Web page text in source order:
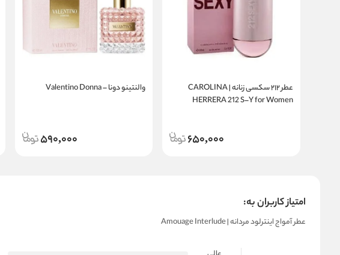
عطر ۲۱۲ سکسی زنانه | CAROLINA
HERRERA 212 S–Y for Women
650,000
والنتینو دونا – Valentino Donna
590,000
امتیاز کاربران به:
عطر آمواج اینترلود مردانه | Amouage Interlude